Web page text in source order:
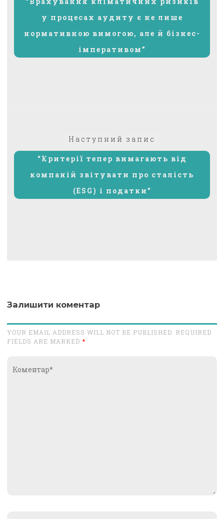
у процесах аудиту є не лише
нормативною вимогою, але й бізнес-
імперативом”
Наступний запис
запис:
“Критерії тепер вимагають від
компаній звітувати про сталість
(ESG) і податки”
Залишити коментар
YOUR EMAIL ADDRESS WILL NOT BE PUBLISHED. REQUIRED
FIELDS ARE MARKED *